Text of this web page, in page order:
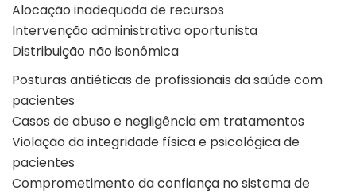
Alocação inadequada de recursos
Intervenção administrativa oportunista
Distribuição não isonômica
Posturas antiéticas de profissionais da saúde com
pacientes
Casos de abuso e negligência em tratamentos
Violação da integridade física e psicológica de
pacientes
Comprometimento da confiança no sistema de